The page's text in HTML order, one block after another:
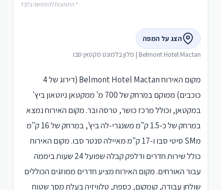
* התמונות להמחשה בלבד
הצג על המפה
Belmont Hotel Mactan | מלון בלמונט מקטאן סבו
מקום האירוח Belmont Hotel Mactan (דירוג של 4
כוכבים) ממוקם במרחק של 700 מ' ממקטאן ניוטאון ביץ'
במקטאן, וכולל מרכז כושר, טרסה ובר. מקום האירוח נמצא
במרחק של כ-1.5 ק"מ משנגרי-לה ביץ', במרחק של 16 ק"מ
מSM סיטי סבו ו-17 ק"מ מאיילה סנטר סבו. מקום האירוח
כולל שירות חדרים ודלפק קבלה שפועל 24 שעות ביממה
עבור האורחים. מקום האירוח מציע חדרים ממוזגים הכוללים
שולחן עבודה, קומקום, כספת, טלוויזיה בעלת מסך שטוח